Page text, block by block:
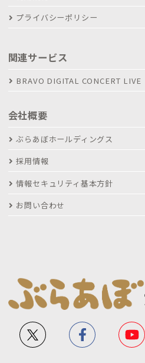
プライバシーポリシー
関連サービス
BRAVO DIGITAL CONCERT LIVE
会社概要
ぶらあぼホールディングス
採用情報
情報セキュリティ基本方針
お問い合わせ